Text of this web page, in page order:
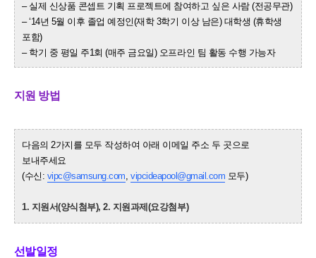
– 실제 신상품 콘셉트 기획 프로젝트에 참여하고 싶은 사람 (전공무관)
– ‘14년 5월 이후 졸업 예정인(재학 3학기 이상 남은) 대학생 (휴학생
포함)
– 학기 중 평일 주1회 (매주 금요일) 오프라인 팀 활동 수행 가능자
지원 방법
다음의 2가지를 모두 작성하여 아래 이메일 주소 두 곳으로
보내주세요
(수신: vipc@samsung.com, vipcideapool@gmail.com 모두)
1. 지원서(양식첨부), 2. 지원과제(요강첨부)
선발일정